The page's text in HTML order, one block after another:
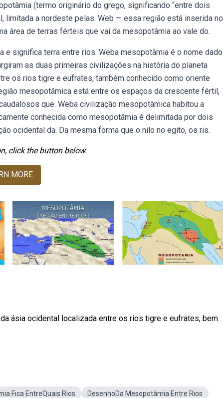
(termo originário do grego, significando “entre dois
limitada a nordeste pelas. Web — essa região está inserida no
área de terras férteis que vai da mesopotâmia ao vale do.
significa terra entre rios. Weba mesopotâmia é o nome dado
as duas primeiras civilizações na história do planeta
os rios tigre e eufrates, também conhecido como oriente
mesopotâmica está entre os espaços da crescente fértil,
que. Weba civilização mesopotâmica habitou a
conhecida como mesopotâmia é delimitada por dois
ocidental da. Da mesma forma que o nilo no egito, os ris.
click the button below.
MORE
ásia ocidental localizada entre os rios tigre e eufrates, bem
Fica EntreQuais Rios
DesenhoDa Mesopotâmia Entre Rios